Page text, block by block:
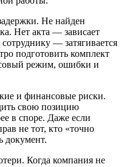
Не найден
Нет акта — зависает
— затягивается
подготовить комплект
режим, ошибки и
и финансовые риски.
свою позицию
в споре. Даже если
не тот, кто «точно
документ.
Когда компания не